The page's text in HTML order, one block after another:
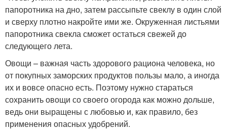
папоротника на дно, затем рассыпьте свеклу в один слой
и сверху плотно накройте ими же. Окруженная листьями
папоротника свекла сможет остаться свежей до
следующего лета.
Овощи – важная часть здорового рациона человека, но
от покупных заморских продуктов пользы мало, а иногда
их и вовсе опасно есть. Поэтому нужно стараться
сохранить овощи со своего огорода как можно дольше,
ведь они выращены с любовью и, как правило, без
применения опасных удобрений.